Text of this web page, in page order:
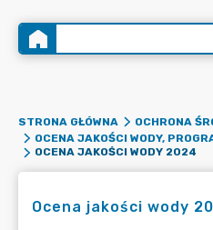
STRONA GŁÓWNA
OCHRONA
OCENA JAKOŚCI WODY,
OCENA JAKOŚCI WODY 2024
Ocena jakości wody